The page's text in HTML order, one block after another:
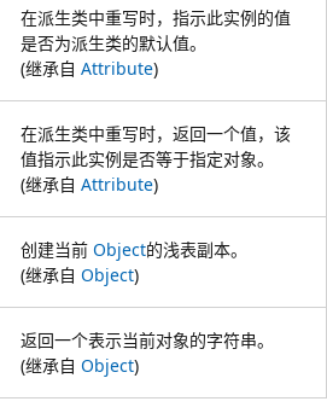
在派生类中重写时，指示此实例的值
是否为派生类的默认值。
(继承自 Attribute)
在派生类中重写时，返回一个值，该
值指示此实例是否等于指定对象。
(继承自 Attribute)
创建当前 Object的浅表副本。
(继承自 Object)
返回一个表示当前对象的字符串。
(继承自 Object)